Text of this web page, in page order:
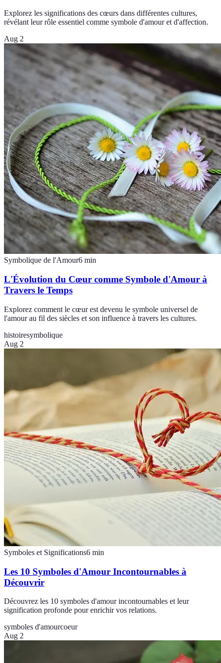
Explorez les significations des cœurs dans différentes cultures,
révélant leur rôle essentiel comme symbole d'amour et d'affection.
Aug 2
Symbolique de l'Amour6 min
L'Évolution du Cœur comme Symbole d'Amour à
Travers le Temps
Explorez comment le cœur est devenu le symbole universel de
l'amour au fil des siècles et son influence à travers les cultures.
histoiresymbolique
Aug 2
Symboles et Significations6 min
Les 10 Symboles d'Amour Incontournables à
Découvrir
Découvrez les 10 symboles d'amour incontournables et leur
signification profonde pour enrichir vos relations.
symboles d'amourcoeur
Aug 2